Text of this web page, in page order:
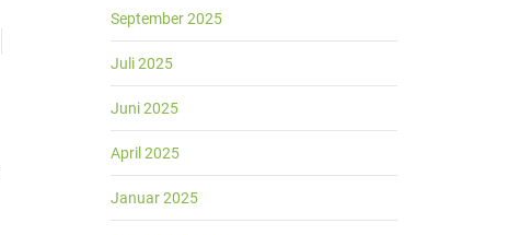
September 2025
Juli 2025
Juni 2025
April 2025
Januar 2025